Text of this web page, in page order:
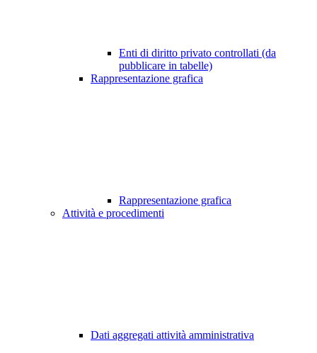
Enti di diritto privato controllati (da
pubblicare in tabelle)
Rappresentazione grafica
Rappresentazione grafica
Attività e procedimenti
Dati aggregati attività amministrativa